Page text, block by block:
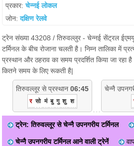
प्रकार:चेन्नई लोकल
जोन:दक्षिण रेलवे
ट्रेन संख्या 43208 / तिरुवल्लुर - चेन्नई सेंट्रल
टर्मिनल के बीच रोजाना चलती है। निम्न तालिका में
प्रस्थान और ठहराव का समय प्रदर्शित किया जा
कितने समय के लिए रूकती है|
तिरुवल्लूर से प्रस्थान 06:45
र सो मं बु गु शु श
चेन्नै
ट्रेन: तिरुवल्लूर से चेन्नै उपनगरीय टर्मिनल
चेन्नै उपनगरीय टर्मिनल आने वाली ट्रेनें